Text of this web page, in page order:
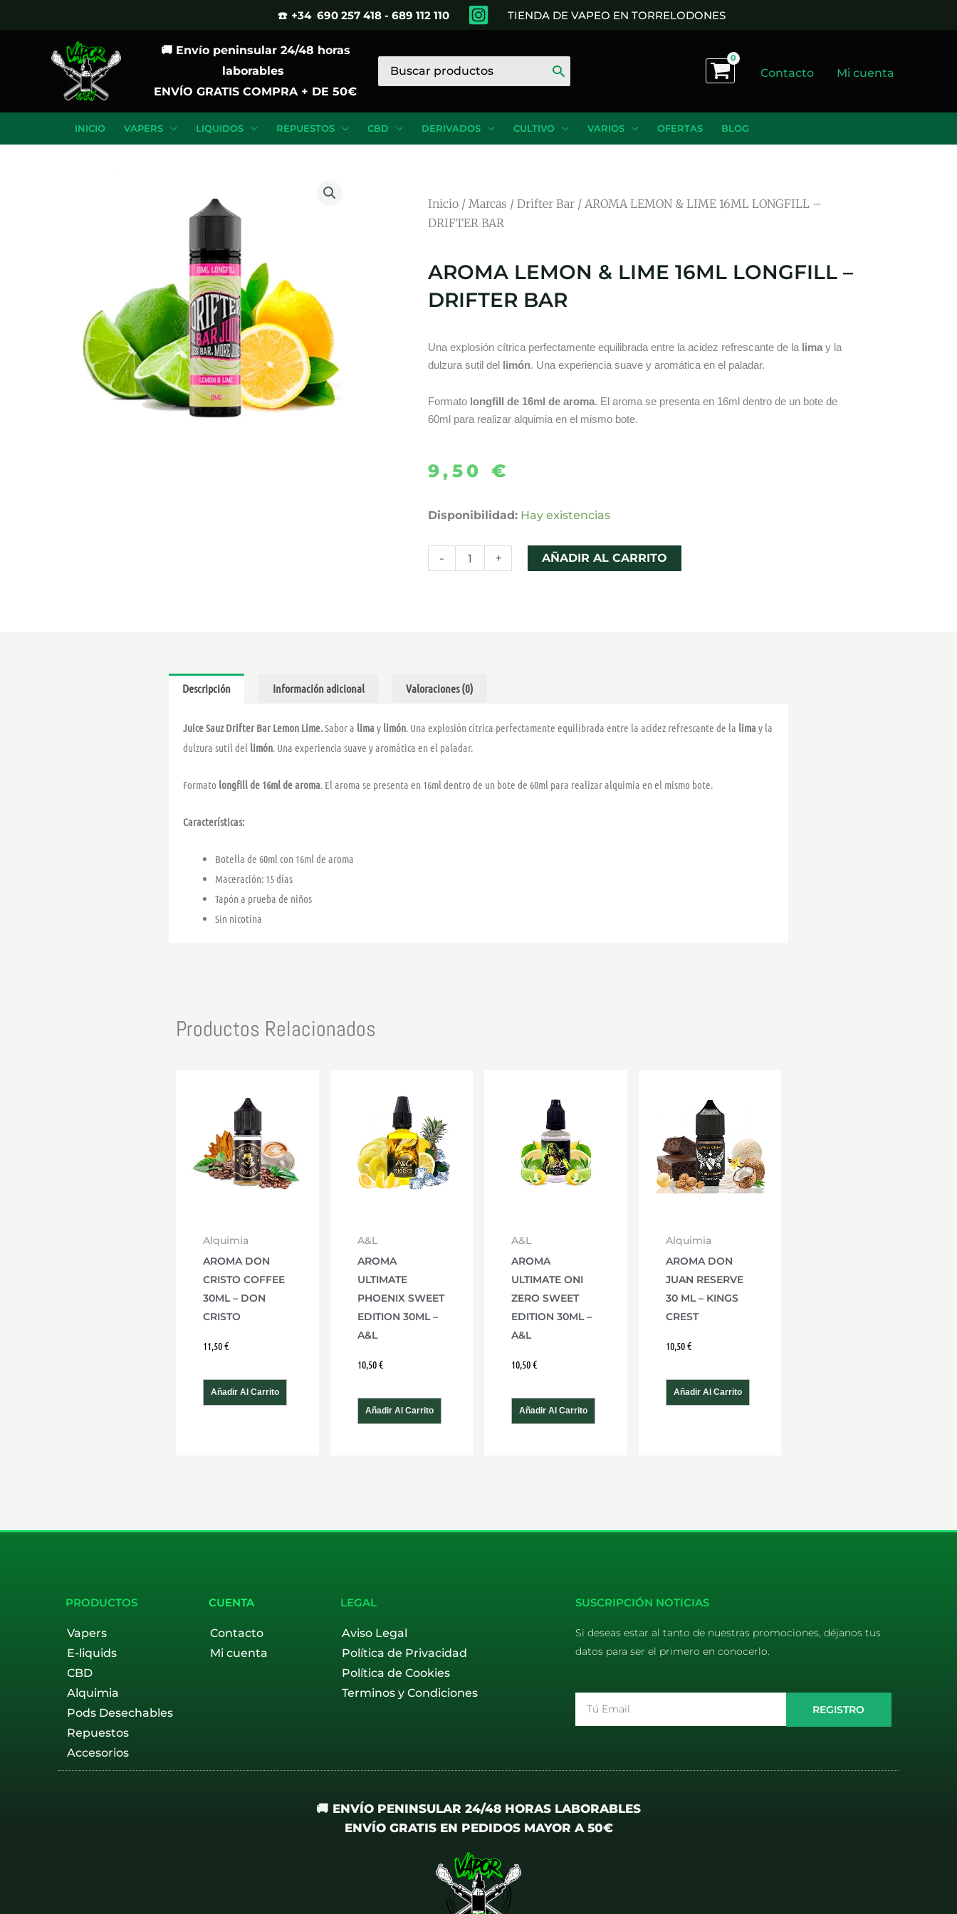
contenido
☎️ +34 690 257 418 - 689 112 110 TIENDA DE VAPEO EN TORRELODONES
🚚 Envío peninsular 24/48 horas
laborables
ENVÍO GRATIS COMPRA + DE 50€
Buscar
por:
Contacto Mi cuenta
INICIO VAPERS LIQUIDOS REPUESTOS CBD DERIVADOS CULTIVO VARIOS OFERTAS BLOG
Inicio / Marcas / Drifter Bar / AROMA LEMON & LIME 16ML LONGFILL –
DRIFTER BAR
AROMA LEMON & LIME 16ML LONGFILL –
DRIFTER BAR
Una explosión cítrica perfectamente equilibrada entre la acidez refrescante de la lima y la
dulzura sutil del limón. Una experiencia suave y aromática en el paladar.
Formato longfill de 16ml de aroma. El aroma se presenta en 16ml dentro de un bote de
60ml para realizar alquimia en el mismo bote.
9,50 €
Disponibilidad: Hay existencias
-
AROMA
+ AÑADIR AL CARRITO
Descripción Información adicional Valoraciones (0)
Juice Sauz Drifter Bar Lemon Lime.Sabor a lima y limón. Una explosión cítrica perfectamente equilibrada entre la acidez refrescante de la lima y la
dulzura sutil del limón. Una experiencia suave y aromática en el paladar.
Formato longfill de 16ml de aroma. El aroma se presenta en 16ml dentro de un bote de 60ml para realizar alquimia en el mismo bote.
Características:
Botella de 60ml con 16ml de aroma
Maceración: 15 días
Tapón a prueba de niños
Sin nicotina
Productos Relacionados
Alquimia
AROMA DON
CRISTO COFFEE
30ML – DON
CRISTO
11,50€
Añadir Al Carrito
A&L
AROMA
ULTIMATE
PHOENIX SWEET
EDITION 30ML –
A&L
10,50€
Añadir Al Carrito
A&L
AROMA
ULTIMATE ONI
ZERO SWEET
EDITION 30ML –
A&L
10,50€
Añadir Al Carrito
Alquimia
AROMA DON
JUAN RESERVE
30 ML – KINGS
CREST
10,50€
Añadir Al Carrito
PRODUCTOS
Vapers
E-liquids
CBD
Alquimia
Pods Desechables
Repuestos
Accesorios
CUENTA
Contacto
Mi cuenta
LEGAL
Aviso Legal
Política de Privacidad
Política de Cookies
Terminos y Condiciones
SUSCRIPCIÓN NOTICIAS
Si deseas estar al tanto de nuestras promociones, déjanos tus
datos para ser el primero en conocerlo.
REGISTRO
🚚 ENVÍO PENINSULAR 24/48 HORAS LABORABLES
ENVÍO GRATIS EN PEDIDOS MAYOR A 50€